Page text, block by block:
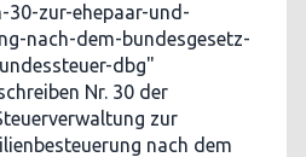
30-zur-ehepaar-und-
nach-dem-bundesgesetz-
dbg"
Nr. 30 der
zur
nach dem